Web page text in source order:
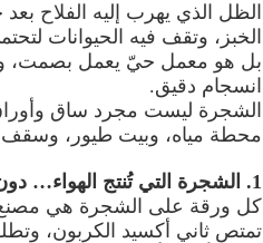
الظل الذي يهرب إليه الفلاح
الخبز، وتقف فيه الحيوانات
بل هو معمل حيّ يعمل بصمت،
انسجام دقيق.
الشجرة ليست مجرد ساق
محطة مياه، وبيت طيور، وسقف
1. الشجرة التي تُنتج الهواء… دون أن تطلب شكرًا
كل ورقة على الشجرة هي مصنع
تمتص ثاني أكسيد الكربون،